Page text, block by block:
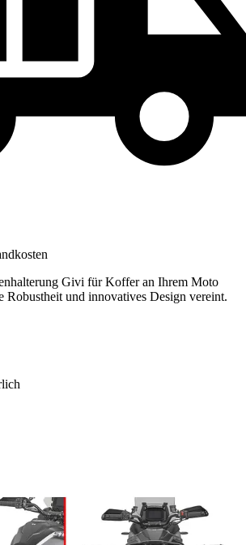
Givi für Koffer an Ihrem Moto
Robustheit und innovatives Design vereint.